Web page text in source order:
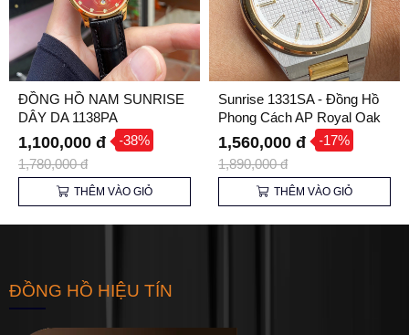
ĐỒNG HỒ NAM SUNRISE
DÂY DA 1138PA
1,100,000 đ -38%
1,780,000 đ
THÊM VÀO GIỎ
Sunrise 1331SA - Đồng Hồ
Phong Cách AP Royal Oak
Đẳng Cấp | Kính Sapphire,
Máy Nhật
1,560,000 đ -17%
1,890,000 đ
THÊM VÀO GIỎ
ĐỒNG HỒ HIỆU TÍN